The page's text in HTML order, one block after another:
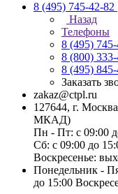
8 (495) 745-42-82
Назад
Телефоны
8 (495)
8 (800)
8 (495)
Заказать
zakaz@ctpl.ru
127644, г.
МКАД)
Пн - Пт: с 09:00
Сб: с 09:00 до
Воскресенье:
Понедельник -
до 15:00